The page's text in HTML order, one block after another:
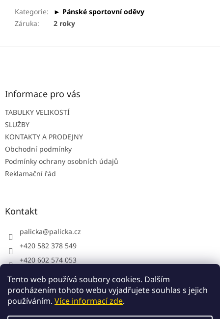
Tento web používá soubory cookies. Dalším
procházením tohoto webu vyjadřujete souhlas s jejich
používáním. Více informací zde.
Kategorie:
► Pánské sportovní oděvy
Záruka: 2 roky
Z
Informace pro vás
TABULKY VELIKOSTÍ
SLUŽBY
KONTAKTY A PRODEJNY
Obchodní podmínky
Podmínky ochrany osobních údajů
Reklamační řád
Kontakt
palicka@palicka.cz
+420 582 378 549
+420 602 574 053
Palička s.r.o. - pracovní oděvy